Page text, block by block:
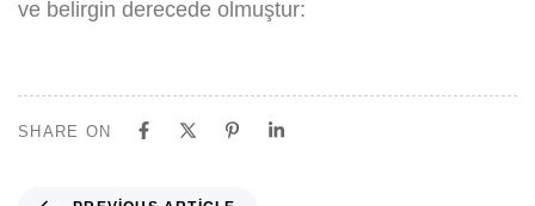
ve belirgin derecede olmuştur:
SHARE ON